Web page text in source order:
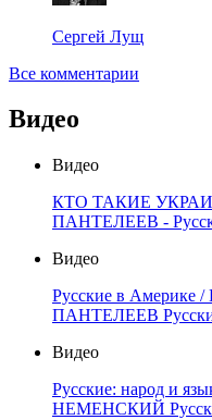
Сергей Лущ
Все комментарии
Видео
Видео
КТО ТАКИЕ
ПАНТЕЛЕЕВ -
Видео
Русские в Америке
ПАНТЕЛЕЕВ
Видео
Русские: народ и
НЕМЕНСКИЙ